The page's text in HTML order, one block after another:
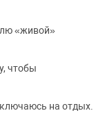
«живой»
чтобы
на отдых.